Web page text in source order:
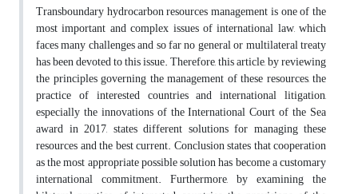
Transboundary hydrocarbon resources management is one of the
most important and complex issues of international law, which
faces many challenges and so far no general or multilateral treaty
has been devoted to this issue. Therefore, this article, by reviewing
the principles governing the management of these resources, the
practice of interested countries and international litigation,
especially the innovations of the International Court of the Sea
award in 2017, states different solutions for managing these
resources and the best current. Conclusion states that cooperation
as the most appropriate possible solution has become a customary
international commitment. Furthermore, by examining the